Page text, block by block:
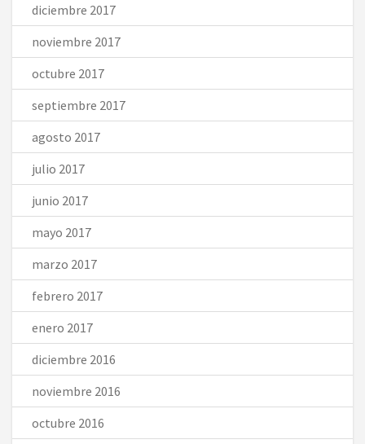
diciembre 2017
noviembre 2017
octubre 2017
septiembre 2017
agosto 2017
julio 2017
junio 2017
mayo 2017
marzo 2017
febrero 2017
enero 2017
diciembre 2016
noviembre 2016
octubre 2016